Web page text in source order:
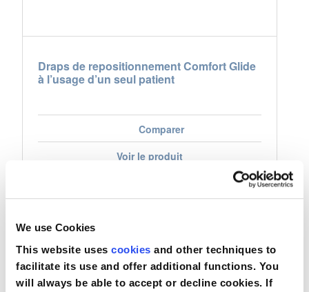
We use Cookies
This website uses cookies and other techniques to
facilitate its use and offer additional functions. You
will always be able to accept or decline cookies. If
Draps de repositionnement Comfort Glide
à l’usage d’un seul patient
Comparer
Voir le produit